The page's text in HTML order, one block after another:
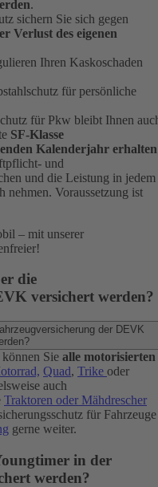
.
sichern Sie sich gegen
Verlust des eigenen
Ihren Kaskoschaden
für persönliche
für Pkw bleibt Ihnen
SF-Klasse
Kalenderjahr erhalten
und
und die Leistung in jedem
nehmen. Voraussetzung ist
– mit unserer
die
versichert werden?
der DEVK
Sie alle motorisierten
Quad, Trike oder
auch
Traktoren oder Mähdrescher
für Fahrzeuge
gerne weiter.
in der
werden?